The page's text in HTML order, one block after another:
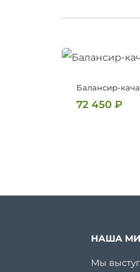
Балансир-
72 450 ₽
НАША
Мы